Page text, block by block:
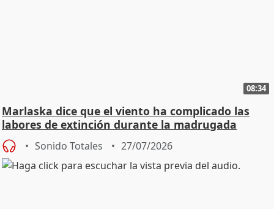
08:34
Marlaska dice que el viento ha complicado las
labores de extinción durante la madrugada
Sonido Totales 27/07/2026